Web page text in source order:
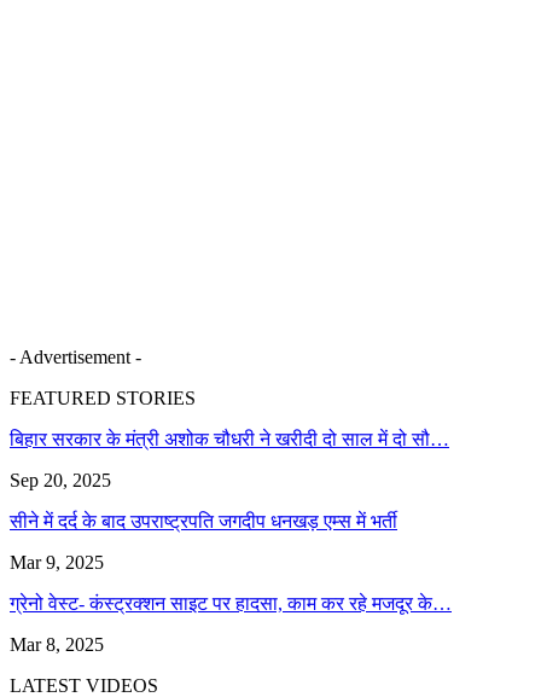
- Advertisement -
FEATURED STORIES
बिहार सरकार के मंत्री अशोक चौधरी ने खरीदी दो साल में दो सौ…
Sep 20, 2025
सीने में दर्द के बाद उपराष्ट्रपति जगदीप धनखड़ एम्स में भर्ती
Mar 9, 2025
ग्रेनो वेस्ट- कंस्ट्रक्शन साइट पर हादसा, काम कर रहे मजदूर के…
Mar 8, 2025
LATEST VIDEOS